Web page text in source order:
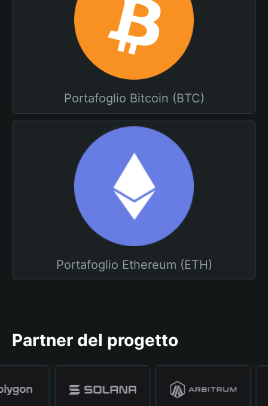
Portafoglio Bitcoin (BTC)
Portafoglio Ethereum (ETH)
Partner del progetto